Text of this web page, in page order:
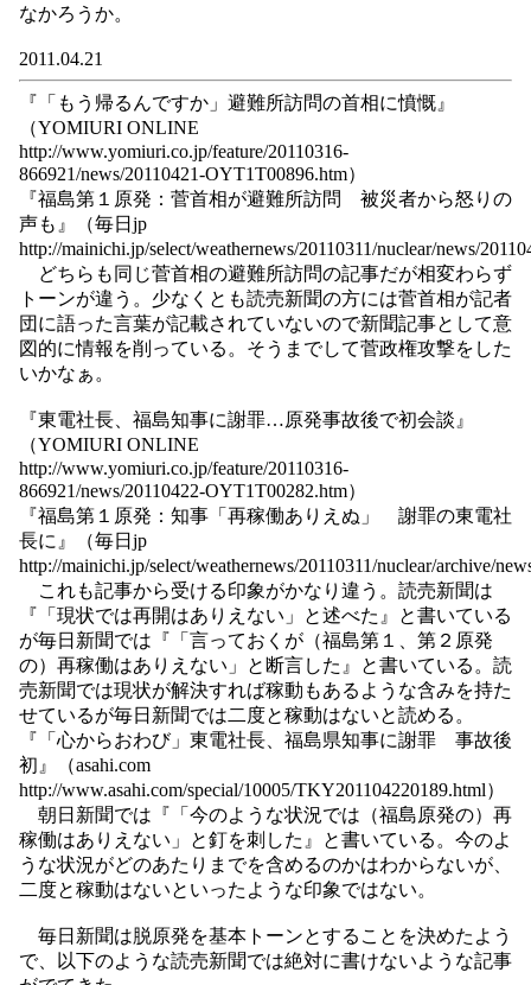
なかろうか。
2011.04.21
『「もう帰るんですか」避難所訪問の首相に憤慨』
（YOMIURI ONLINE
http://www.yomiuri.co.jp/feature/20110316-
866921/news/20110421-OYT1T00896.htm）
『福島第１原発：菅首相が避難所訪問 被災者から怒りの
声も』（毎日jp
http://mainichi.jp/select/weathernews/20110311/nuclear/news/
どちらも同じ菅首相の避難所訪問の記事だが相変わらず
トーンが違う。少なくとも読売新聞の方には菅首相が記者
団に語った言葉が記載されていないので新聞記事として意
図的に情報を削っている。そうまでして菅政権攻撃をした
いかなぁ。
『東電社長、福島知事に謝罪…原発事故後で初会談』
（YOMIURI ONLINE
http://www.yomiuri.co.jp/feature/20110316-
866921/news/20110422-OYT1T00282.htm）
『福島第１原発：知事「再稼働ありえぬ」 謝罪の東電社
長に』（毎日jp
http://mainichi.jp/select/weathernews/20110311/nuclear/archive/
これも記事から受ける印象がかなり違う。読売新聞は
『「現状では再開はありえない」と述べた』と書いている
が毎日新聞では『「言っておくが（福島第１、第２原発
の）再稼働はありえない」と断言した』と書いている。読
売新聞では現状が解決すれば稼動もあるような含みを持た
せているが毎日新聞では二度と稼動はないと読める。
『「心からおわび」東電社長、福島県知事に謝罪 事故後
初』（asahi.com
http://www.asahi.com/special/10005/TKY201104220189.html）
朝日新聞では『「今のような状況では（福島原発の）再
稼働はありえない」と釘を刺した』と書いている。今のよ
うな状況がどのあたりまでを含めるのかはわからないが、
二度と稼動はないといったような印象ではない。
毎日新聞は脱原発を基本トーンとすることを決めたよう
で、以下のような読売新聞では絶対に書けないような記事